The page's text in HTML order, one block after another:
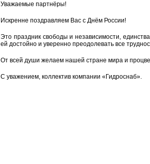
Ува­жа­е­мые парт­нё­ры!
Ис­кренне по­здрав­ля­ем Вас с Днём Рос­сии!
Это празд­ник сво­бо­ды и неза­ви­си­мо­сти,
ей до­стой­но и уве­рен­но пре­одо­ле­вать все
От всей души же­ла­ем нашей стране мира и
С ува­же­ни­ем, кол­лек­тив ком­па­нии «Гид­ро­снаб».